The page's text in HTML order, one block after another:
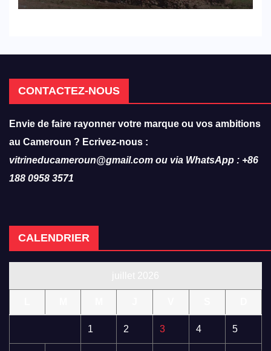
CONTACTEZ-NOUS
Envie de faire rayonner votre marque ou vos ambitions
au Cameroun ? Ecrivez-nous :
vitrineducameroun@gmail.com ou via WhatsApp : +86
188 0958 3571
CALENDRIER
1 2 3 4 5